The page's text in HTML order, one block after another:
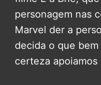
personagem nas
Marvel der a
decida o que
certeza apoiamos